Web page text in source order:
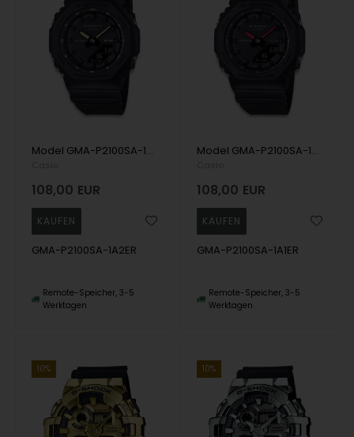
Model GMA-P2100SA-1A2ER Casio G-Shock GMA-P2100SA (Neon Accent Series) Casio Herren uhr
108,00 EUR
GMA-P2100SA-1A2ER
Remote-Speicher, 3-5
Werktagen
Model GMA-P2100SA-1A1ER Casio G-Shock (Mini GA-2100 Series) Casio Herren uhr
108,00 EUR
GMA-P2100SA-1A1ER
Remote-Speicher, 3-5
Werktagen
10% 10%